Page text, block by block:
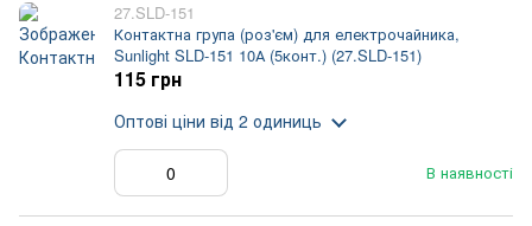
27.SLD-151
Контактна група (роз'єм) для електрочайника,
Sunlight SLD-151 10А (5конт.) (27.SLD-151)
В наявності
115 грн
Оптові ціни від 2 одиниць